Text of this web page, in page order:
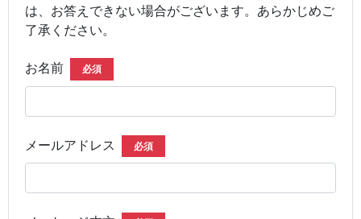
は、お答えできない場合がございます。あらかじめご
了承ください。
お名前 必須
メールアドレス 必須